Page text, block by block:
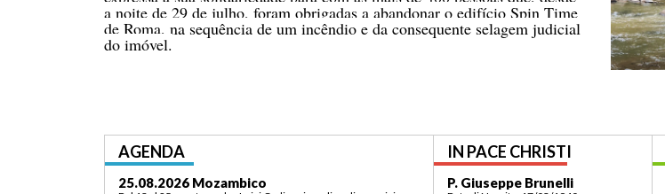
a noite de 29 de julho, foram obrigadas a abandonar o edifício Spin Time
de Roma, na sequência de um incêndio e da consequente selagem judicial
do imóvel.
AGENDA
25.08.2026 Mozambico
IN PACE CHRISTI
P. Giuseppe Brunelli